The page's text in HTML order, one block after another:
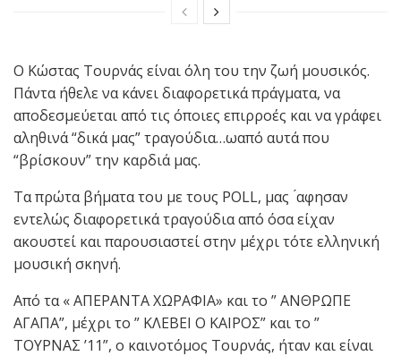
Ο Κώστας Τουρνάς είναι όλη του την ζωή μουσικός.
Πάντα ήθελε να κάνει διαφορετικά πράγματα, να
αποδεσμεύεται από τις όποιες επιρροές και να γράφει
αληθινά “δικά μας” τραγούδια…ωαπό αυτά που
“βρίσκουν” την καρδιά μας.
Τα πρώτα βήματα του με τους POLL, μας ́αφησαν
εντελώς διαφορετικά τραγούδια από όσα είχαν
ακουστεί και παρουσιαστεί στην μέχρι τότε ελληνική
μουσική σκηνή.
Από τα « ΑΠΕΡΑΝΤΑ ΧΩΡΑΦΙΑ» και το ” ΑΝΘΡΩΠΕ
ΑΓΑΠΑ”, μέχρι το ” ΚΛΕΒΕΙ Ο ΚΑΙΡΟΣ” και το ”
ΤΟΥΡΝΑΣ ’11”, ο καινοτόμος Τουρνάς, ήταν και είναι